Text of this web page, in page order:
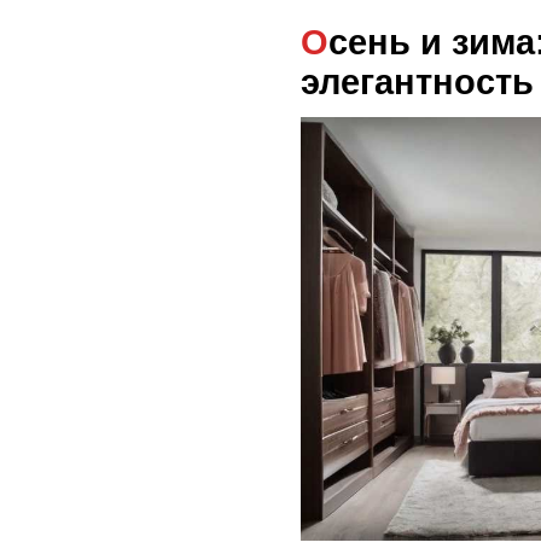
Осень и зима: тепло и
элегантность